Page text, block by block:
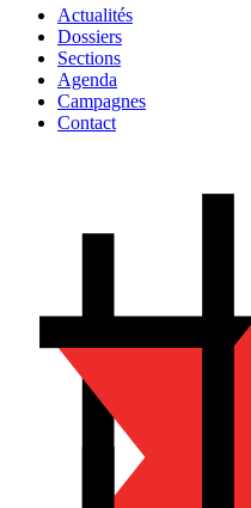
Actualités
Dossiers
Sections
Agenda
Campagnes
Contact